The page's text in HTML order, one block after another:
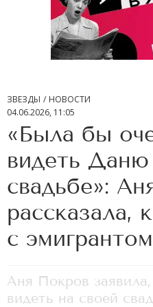
ЗВЕЗДЫ
НОВОСТИ
04.06.2026, 11:05
«Была бы
видеть
свадьбе»:
рассказала,
с эмигрантом
Аня Покров
видеть на своей